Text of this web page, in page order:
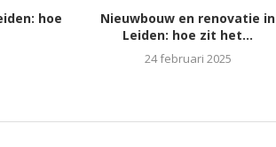
hoe
Nieuwbouw en renovatie in
Leiden: hoe zit het...
24 februari 2025